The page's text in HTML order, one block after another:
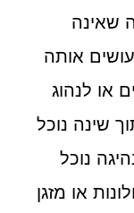
שאינה
אותה
או לנהוג
שינה נוכל
נוכל
או מזגן